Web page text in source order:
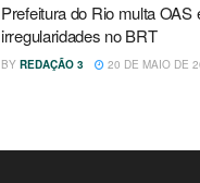
Prefeitura do Rio multa OAS
irregularidades no BRT
BY REDAÇÃO 3 20 DE MAIO DE